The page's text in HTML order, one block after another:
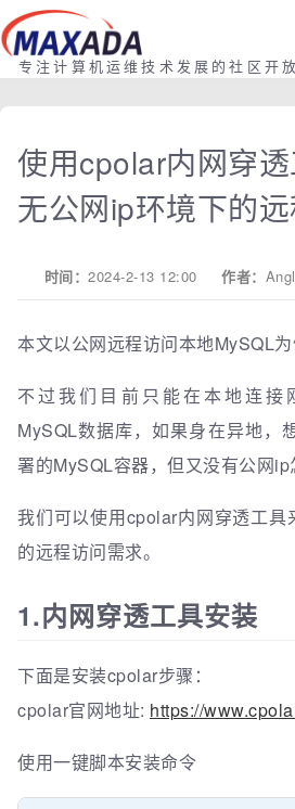
专注计算机运维技术发展的社区开
使用cpolar内网穿
无公网ip环境下的
时间：2024-2-13 12:00作者：
本文以公网远程访问本地MySQL为
不过我们目前只能在本地连接
MySQL数据库，如果身在异地，
署的MySQL容器，但又没有公网ip
我们可以使用cpolar内网穿透工具
的远程访问需求。
1.内网穿透工具安装
下面是安装cpolar步骤：
cpolar官网地址: https://
使用一键脚本安装命令